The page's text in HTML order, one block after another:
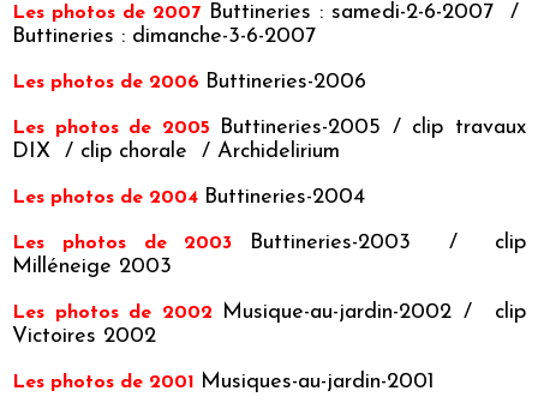
Les photos de 2007 Buttineries : samedi-2-6-2007/
Buttineries : dimanche-3-6-2007
Les photos de 2006 Buttineries-2006
Les photos de 2005 Buttineries-2005 / clip travaux
DIX / clip chorale / Archidelirium
Les photos de 2004 Buttineries-2004
Les photos de 2003 Buttineries-2003 / clip
Milléneige 2003
Les photos de 2002 Musique-au-jardin-2002 / clip
Victoires 2002
Les photos de 2001 Musiques-au-jardin-2001